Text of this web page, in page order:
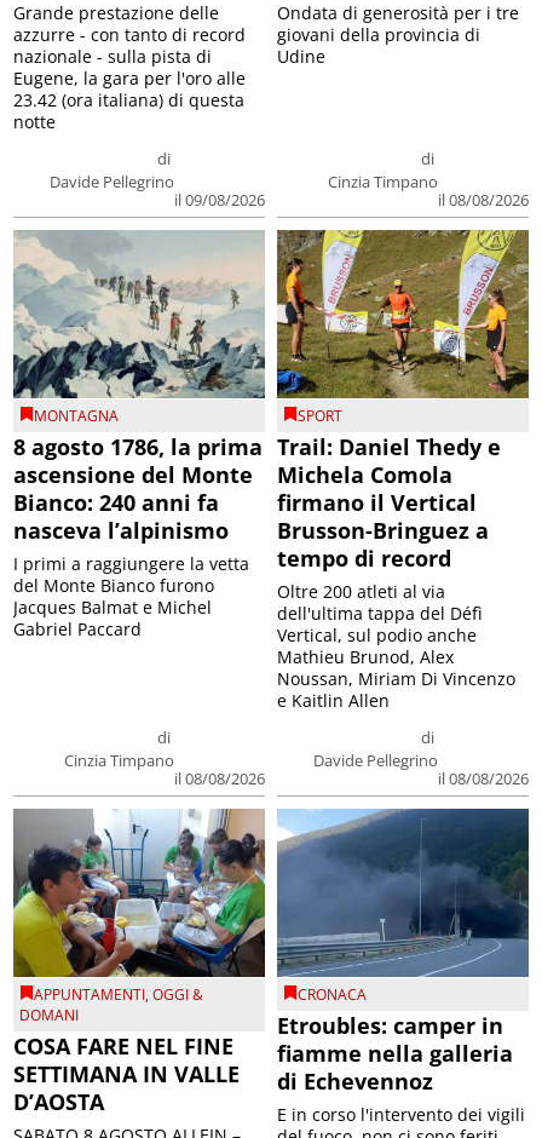
di
Davide Pellegrino
il 09/08/2026
Grande prestazione delle
azzurre - con tanto di record
nazionale - sulla pista di
Eugene, la gara per l'oro alle
23.42 (ora italiana) di questa
notte
di
Cinzia Timpano
il 08/08/2026
Ondata di generosità per i tre
giovani della provincia di
Udine
MONTAGNA
8 agosto 1786, la prima
ascensione del Monte
Bianco: 240 anni fa
nasceva l’alpinismo
di
Cinzia Timpano
il 08/08/2026
I primi a raggiungere la vetta
del Monte Bianco furono
Jacques Balmat e Michel
Gabriel Paccard
SPORT
Trail: Daniel Thedy e
Michela Comola
firmano il Vertical
Brusson-Bringuez a
tempo di record
di
Davide Pellegrino
il 08/08/2026
Oltre 200 atleti al via
dell'ultima tappa del Défì
Vertical, sul podio anche
Mathieu Brunod, Alex
Noussan, Miriam Di Vincenzo
e Kaitlin Allen
APPUNTAMENTI,OGGI &
DOMANI
COSA FARE NEL FINE
SETTIMANA IN VALLE
D’AOSTA
CRONACA
Etroubles: camper in
fiamme nella galleria
di Echevennoz
E in corso l'intervento dei vigili